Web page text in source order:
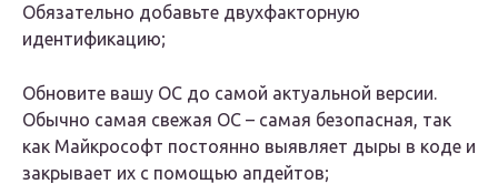
Обязательно добавьте двухфакторную
идентификацию;
Обновите вашу ОС до самой актуальной версии.
Обычно самая свежая ОС – самая безопасная, так
как Майкрософт постоянно выявляет дыры в коде и
закрывает их с помощью апдейтов;